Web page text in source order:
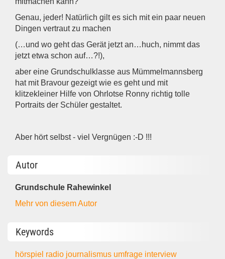
Genau, jeder! Natürlich gilt es sich mit ein paar neuen
Dingen vertraut zu machen
(…und wo geht das Gerät jetzt an…huch, nimmt das
jetzt etwa schon auf…?!),
aber eine Grundschulklasse aus Mümmelmannsberg
hat mit Bravour gezeigt wie es geht und mit
klitzekleiner Hilfe von Ohrlotse Ronny richtig tolle
Portraits der Schüler gestaltet.
Aber hört selbst - viel Vergnügen :-D !!!
Autor
Grundschule Rahewinkel
Mehr von diesem Autor
Keywords
hörspiel radio journalismus umfrage interview